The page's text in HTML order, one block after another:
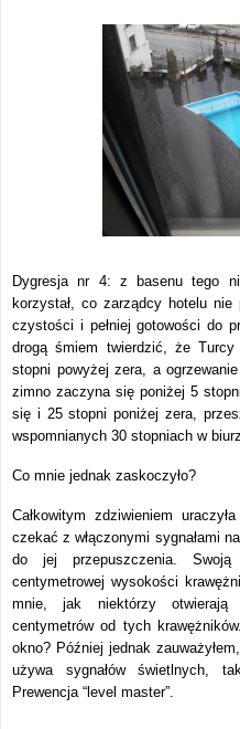
Dygresja nr 4: z basenu tego
korzystał, co zarządcy hotelu
czystości i pełniej gotowości do
drogą śmiem twierdzić, że
stopni powyżej zera, a
zimno zaczyna się poniżej 5
się i 25 stopni poniżej zera,
wspomnianych 30 stopniach w
Co mnie jednak zaskoczyło?
Całkowitym zdziwieniem
czekać z włączonymi sygnałami
do jej przepuszczenia.
centymetrowej wysokości
mnie, jak niektórzy otwierają
centymetrów od tych
okno? Później jednak
używa sygnałów świetlnych,
Prewencja “level master”.